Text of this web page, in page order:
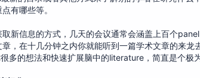
有哪些等。
新信息的方式，几天的会议通常会涵盖上百个
，在十几分钟之内你就能听到一篇学术文章的来
多的想法和快速扩展脑中的literature，简直是个极